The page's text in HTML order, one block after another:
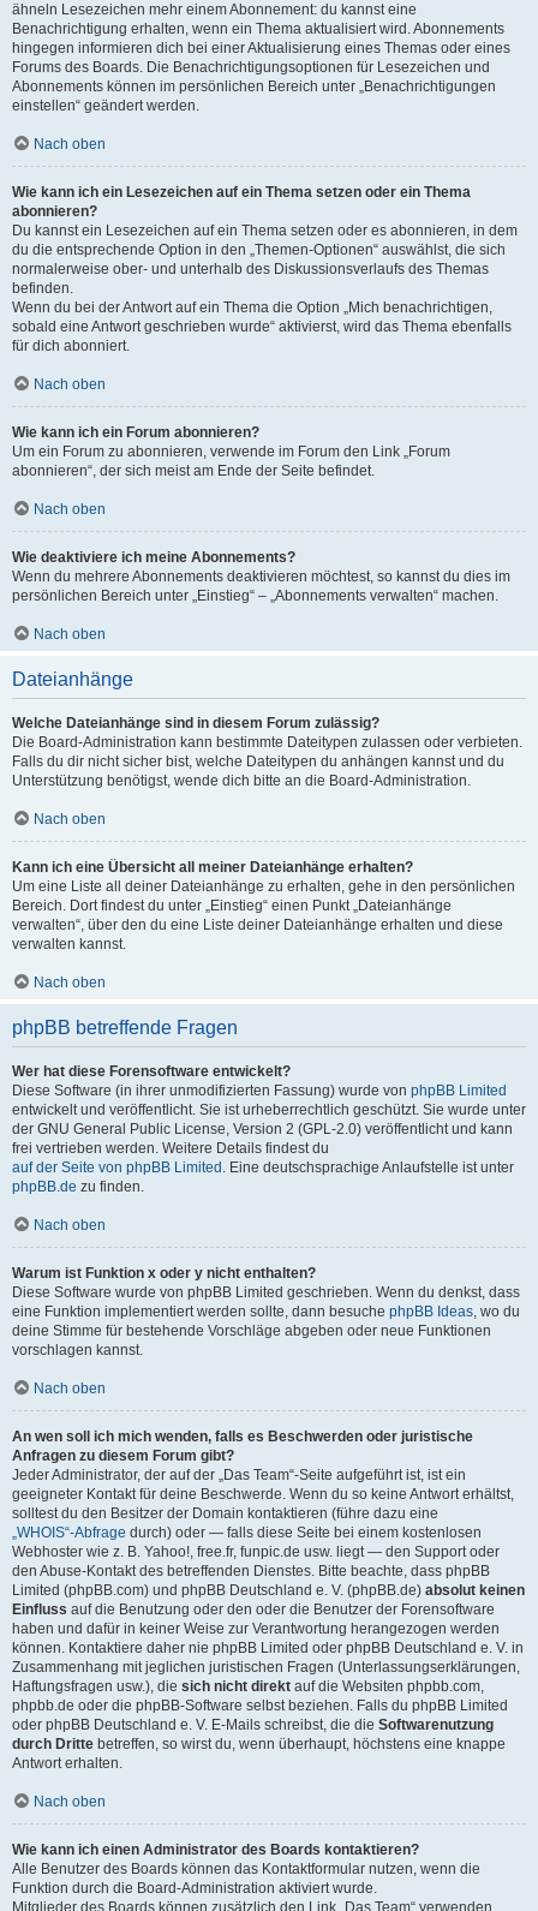
ähneln Lesezeichen mehr einem Abonnement: du kannst eine
Benachrichtigung erhalten, wenn ein Thema aktualisiert wird. Abonnements
hingegen informieren dich bei einer Aktualisierung eines Themas oder eines
Forums des Boards. Die Benachrichtigungsoptionen für Lesezeichen und
Abonnements können im persönlichen Bereich unter „Benachrichtigungen
einstellen“ geändert werden.
Nach oben
Wie kann ich ein Lesezeichen auf ein Thema setzen oder ein Thema
abonnieren?
Du kannst ein Lesezeichen auf ein Thema setzen oder es abonnieren, in dem
du die entsprechende Option in den „Themen-Optionen“ auswählst, die sich
normalerweise ober- und unterhalb des Diskussionsverlaufs des Themas
befinden.
Wenn du bei der Antwort auf ein Thema die Option „Mich benachrichtigen,
sobald eine Antwort geschrieben wurde“ aktivierst, wird das Thema ebenfalls
für dich abonniert.
Nach oben
Wie kann ich ein Forum abonnieren?
Um ein Forum zu abonnieren, verwende im Forum den Link „Forum
abonnieren“, der sich meist am Ende der Seite befindet.
Nach oben
Wie deaktiviere ich meine Abonnements?
Wenn du mehrere Abonnements deaktivieren möchtest, so kannst du dies im
persönlichen Bereich unter „Einstieg“ – „Abonnements verwalten“ machen.
Nach oben
Dateianhänge
Welche Dateianhänge sind in diesem Forum zulässig?
Die Board-Administration kann bestimmte Dateitypen zulassen oder verbieten.
Falls du dir nicht sicher bist, welche Dateitypen du anhängen kannst und du
Unterstützung benötigst, wende dich bitte an die Board-Administration.
Nach oben
Kann ich eine Übersicht all meiner Dateianhänge erhalten?
Um eine Liste all deiner Dateianhänge zu erhalten, gehe in den persönlichen
Bereich. Dort findest du unter „Einstieg“ einen Punkt „Dateianhänge
verwalten“, über den du eine Liste deiner Dateianhänge erhalten und diese
verwalten kannst.
Nach oben
phpBB betreffende Fragen
Wer hat diese Forensoftware entwickelt?
Diese Software (in ihrer unmodifizierten Fassung) wurde von phpBB Limited
entwickelt und veröffentlicht. Sie ist urheberrechtlich geschützt. Sie wurde unter
der GNU General Public License, Version 2 (GPL-2.0) veröffentlicht und kann
frei vertrieben werden. Weitere Details findest du
auf der Seite von phpBB Limited . Eine deutschsprachige Anlaufstelle ist unter
phpBB.de zu finden.
Nach oben
Warum ist Funktion x oder y nicht enthalten?
Diese Software wurde von phpBB Limited geschrieben. Wenn du denkst, dass
eine Funktion implementiert werden sollte, dann besuche phpBB Ideas, wo du
deine Stimme für bestehende Vorschläge abgeben oder neue Funktionen
vorschlagen kannst.
Nach oben
An wen soll ich mich wenden, falls es Beschwerden oder juristische
Anfragen zu diesem Forum gibt?
Jeder Administrator, der auf der „Das Team“-Seite aufgeführt ist, ist ein
geeigneter Kontakt für deine Beschwerde. Wenn du so keine Antwort erhältst,
solltest du den Besitzer der Domain kontaktieren (führe dazu eine
„WHOIS“-Abfrage durch) oder — falls diese Seite bei einem kostenlosen
Webhoster wie z. B. Yahoo!, free.fr, funpic.de usw. liegt — den Support oder
den Abuse-Kontakt des betreffenden Dienstes. Bitte beachte, dass phpBB
Limited (phpBB.com) und phpBB Deutschland e. V. (phpBB.de) absolut keinen
Einfluss auf die Benutzung oder den oder die Benutzer der Forensoftware
haben und dafür in keiner Weise zur Verantwortung herangezogen werden
können. Kontaktiere daher nie phpBB Limited oder phpBB Deutschland e. V. in
Zusammenhang mit jeglichen juristischen Fragen (Unterlassungserklärungen,
Haftungsfragen usw.), die sich nicht direkt auf die Websiten phpbb.com,
phpbb.de oder die phpBB-Software selbst beziehen. Falls du phpBB Limited
oder phpBB Deutschland e. V. E-Mails schreibst, die die Softwarenutzung
durch Dritte betreffen, so wirst du, wenn überhaupt, höchstens eine knappe
Antwort erhalten.
Nach oben
Wie kann ich einen Administrator des Boards kontaktieren?
Alle Benutzer des Boards können das Kontaktformular nutzen, wenn die
Funktion durch die Board-Administration aktiviert wurde.
Mitglieder des Boards können zusätzlich den Link „Das Team“ verwenden.